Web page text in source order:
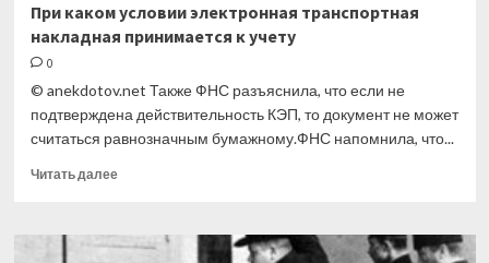
При каком условии электронная транспортная
накладная принимается к учету
0
© anekdotov.net Также ФНС разъяснила, что если не
подтверждена действительность КЭП, то документ не может
считаться равнозначным бумажному.ФНС напомнила, что...
Читать далееПрочитать
При
каком